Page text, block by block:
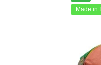
Made in